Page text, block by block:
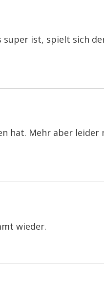
ist, spielt sich
hat. Mehr aber
wieder.